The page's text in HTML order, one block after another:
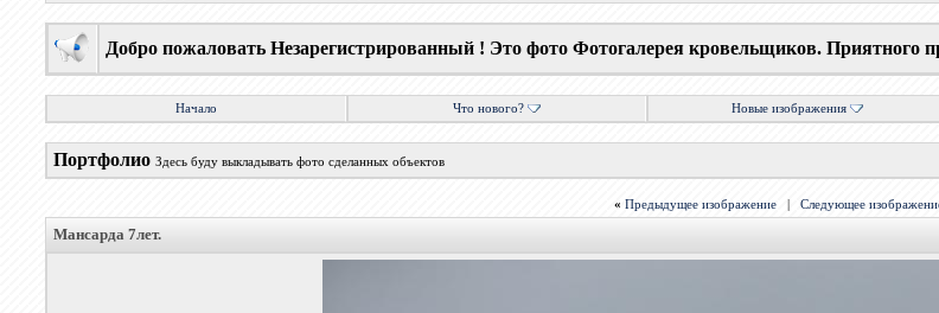
Добро пожаловать Незарегистрированный ! Это фото Фотогалерея кровельщиков. Приятного
Начало Что нового? Новые изображения
Портфолио Здесь буду выкладывать фото сделанных объектов
« Предыдущее изображение |Следующее
Мансарда 7лет.